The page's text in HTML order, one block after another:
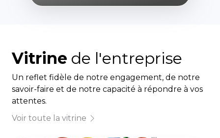
Vitrine de l'entreprise
Un reflet fidèle de notre engagement, de notre
savoir-faire et de notre capacité à répondre à vos
attentes.
Voir toute la vitrine